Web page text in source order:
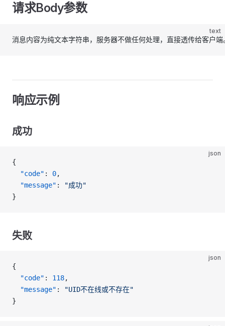
请求Body参数
text
消息内容为纯文本字符串，服务器不做任何处理，直接透传给客户端
响应示例
成功
json
{
  "code"
: 0,
  "message"
:
"成功"
}
失败
json
{
  "code"
: 118,
  "message"
:
"UID不在线或不存在"
}